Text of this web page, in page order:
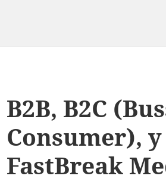
B2B, B2C
Consumer),
FastBreak